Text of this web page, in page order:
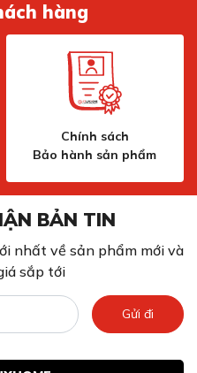
hàng
Chính sách
Bảo hành sản phẩm
BẢN TIN
nhất về sản phẩm mới và
sắp tới
Gửi đi